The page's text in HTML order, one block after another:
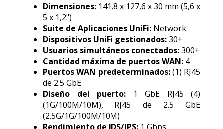
Dimensiones: 141,8 x 127,6 x 30 mm (5,6 x
5 x 1,2")
Suite de Aplicaciones UniFi: Network
Dispositivos UniFi gestionados:30+
Usuarios simultáneos conectados:300+
Cantidad máxima de puertos WAN: 4
Puertos WAN predeterminados:(1) RJ45
de 2.5 GbE
Diseño del puerto: 1 GbE RJ45 (4)
(1G/100M/10M), RJ45 de 2.5 GbE
(2.5G/1G/100M/10M)
Rendimiento de IDS/IPS: 1 Gbps